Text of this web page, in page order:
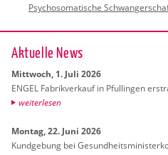
Psychosomatische
Ak­tu­el­le News
Mitt­woch, 1. Juli 2026
ENGEL Fa­brik­ver­kauf in Pful­lin­gen
wei­ter­le­sen
Mon­tag, 22. Juni 2026
Kund­ge­bung bei